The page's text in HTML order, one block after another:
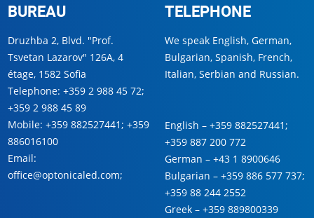
BUREAU
Druzhba 2, Blvd. "Prof.
Tsvetan Lazarov" 126A, 4
étage, 1582 Sofia
Telephone: +359 2 988 45 72;
+359 2 988 45 89
Mobile: +359 882527441 ; +359
886016100
Email:
office@optonicaled.com;
TELEPHONE
We speak English, German,
Bulgarian, Spanish, French,
Italian, Serbian and Russian.
English – +359 882527441 ;
+359 887 200 772
German – +43 1 8900646
Bulgarian – +359 886 577 737;
+359 88 244 2552
Greek – +359 889800339